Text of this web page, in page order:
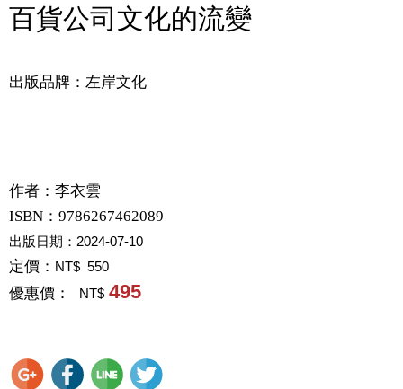
百貨公司文化的流變
出版品牌：左岸文化
作者： 李衣雲
ISBN：9786267462089
出版日期： 2024-07-10
定價： NT$ 550
優惠價： NT$ 495